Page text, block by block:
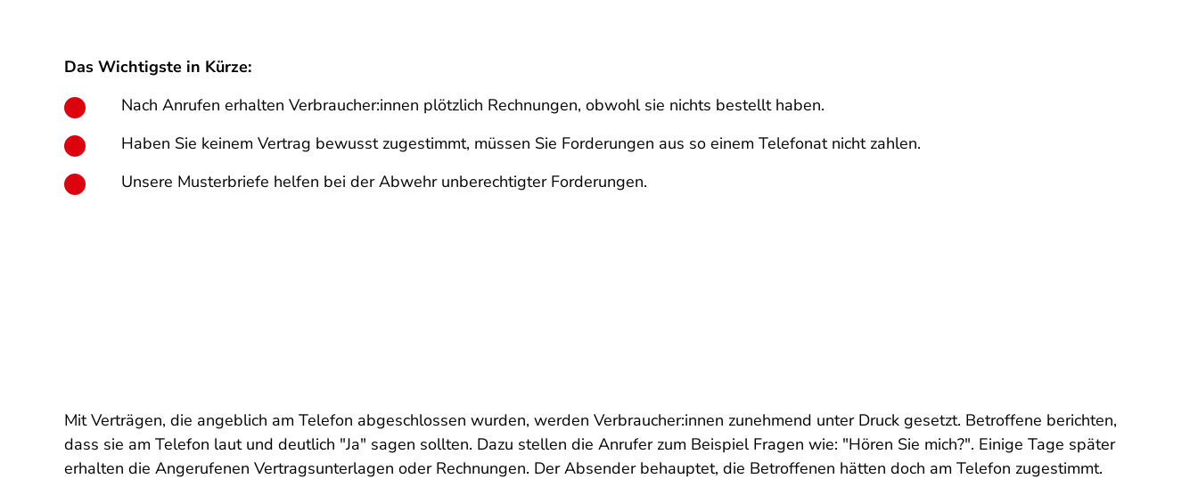
Das Wichtigste in Kürze:
Nach Anrufen erhalten Verbraucher:innen plötzlich Rechnungen, obwohl sie nichts bestellt haben.
Haben Sie keinem Vertrag bewusst zugestimmt, müssen Sie Forderungen aus so einem Telefonat nicht zahlen.
Unsere Musterbriefe helfen bei der Abwehr unberechtigter Forderungen.
Mit Verträgen, die angeblich am Telefon abgeschlossen wurden, werden Verbraucher:innen zunehmend unter Druck gesetzt. Betroffene berichten,
dass sie am Telefon laut und deutlich "Ja" sagen sollten. Dazu stellen die Anrufer zum Beispiel Fragen wie: "Hören Sie mich?". Einige Tage später
erhalten die Angerufenen Vertragsunterlagen oder Rechnungen. Der Absender behauptet, die Betroffenen hätten doch am Telefon zugestimmt.